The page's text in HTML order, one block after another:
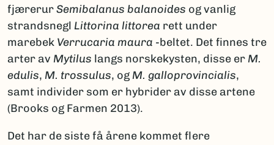
fjærerurSemibalanus balanoides og vanlig
strandsnegl Littorina littorea rett under
marebek Verrucaria maura -beltet. Det finnes tre
arter av Mytilus langs norskekysten, disse er M.
edulis, M. trossulus, og M. galloprovincialis,
samt individer som er hybrider av disse artene
(Brooks og Farmen 2013).
Det har de siste få årene kommet flere